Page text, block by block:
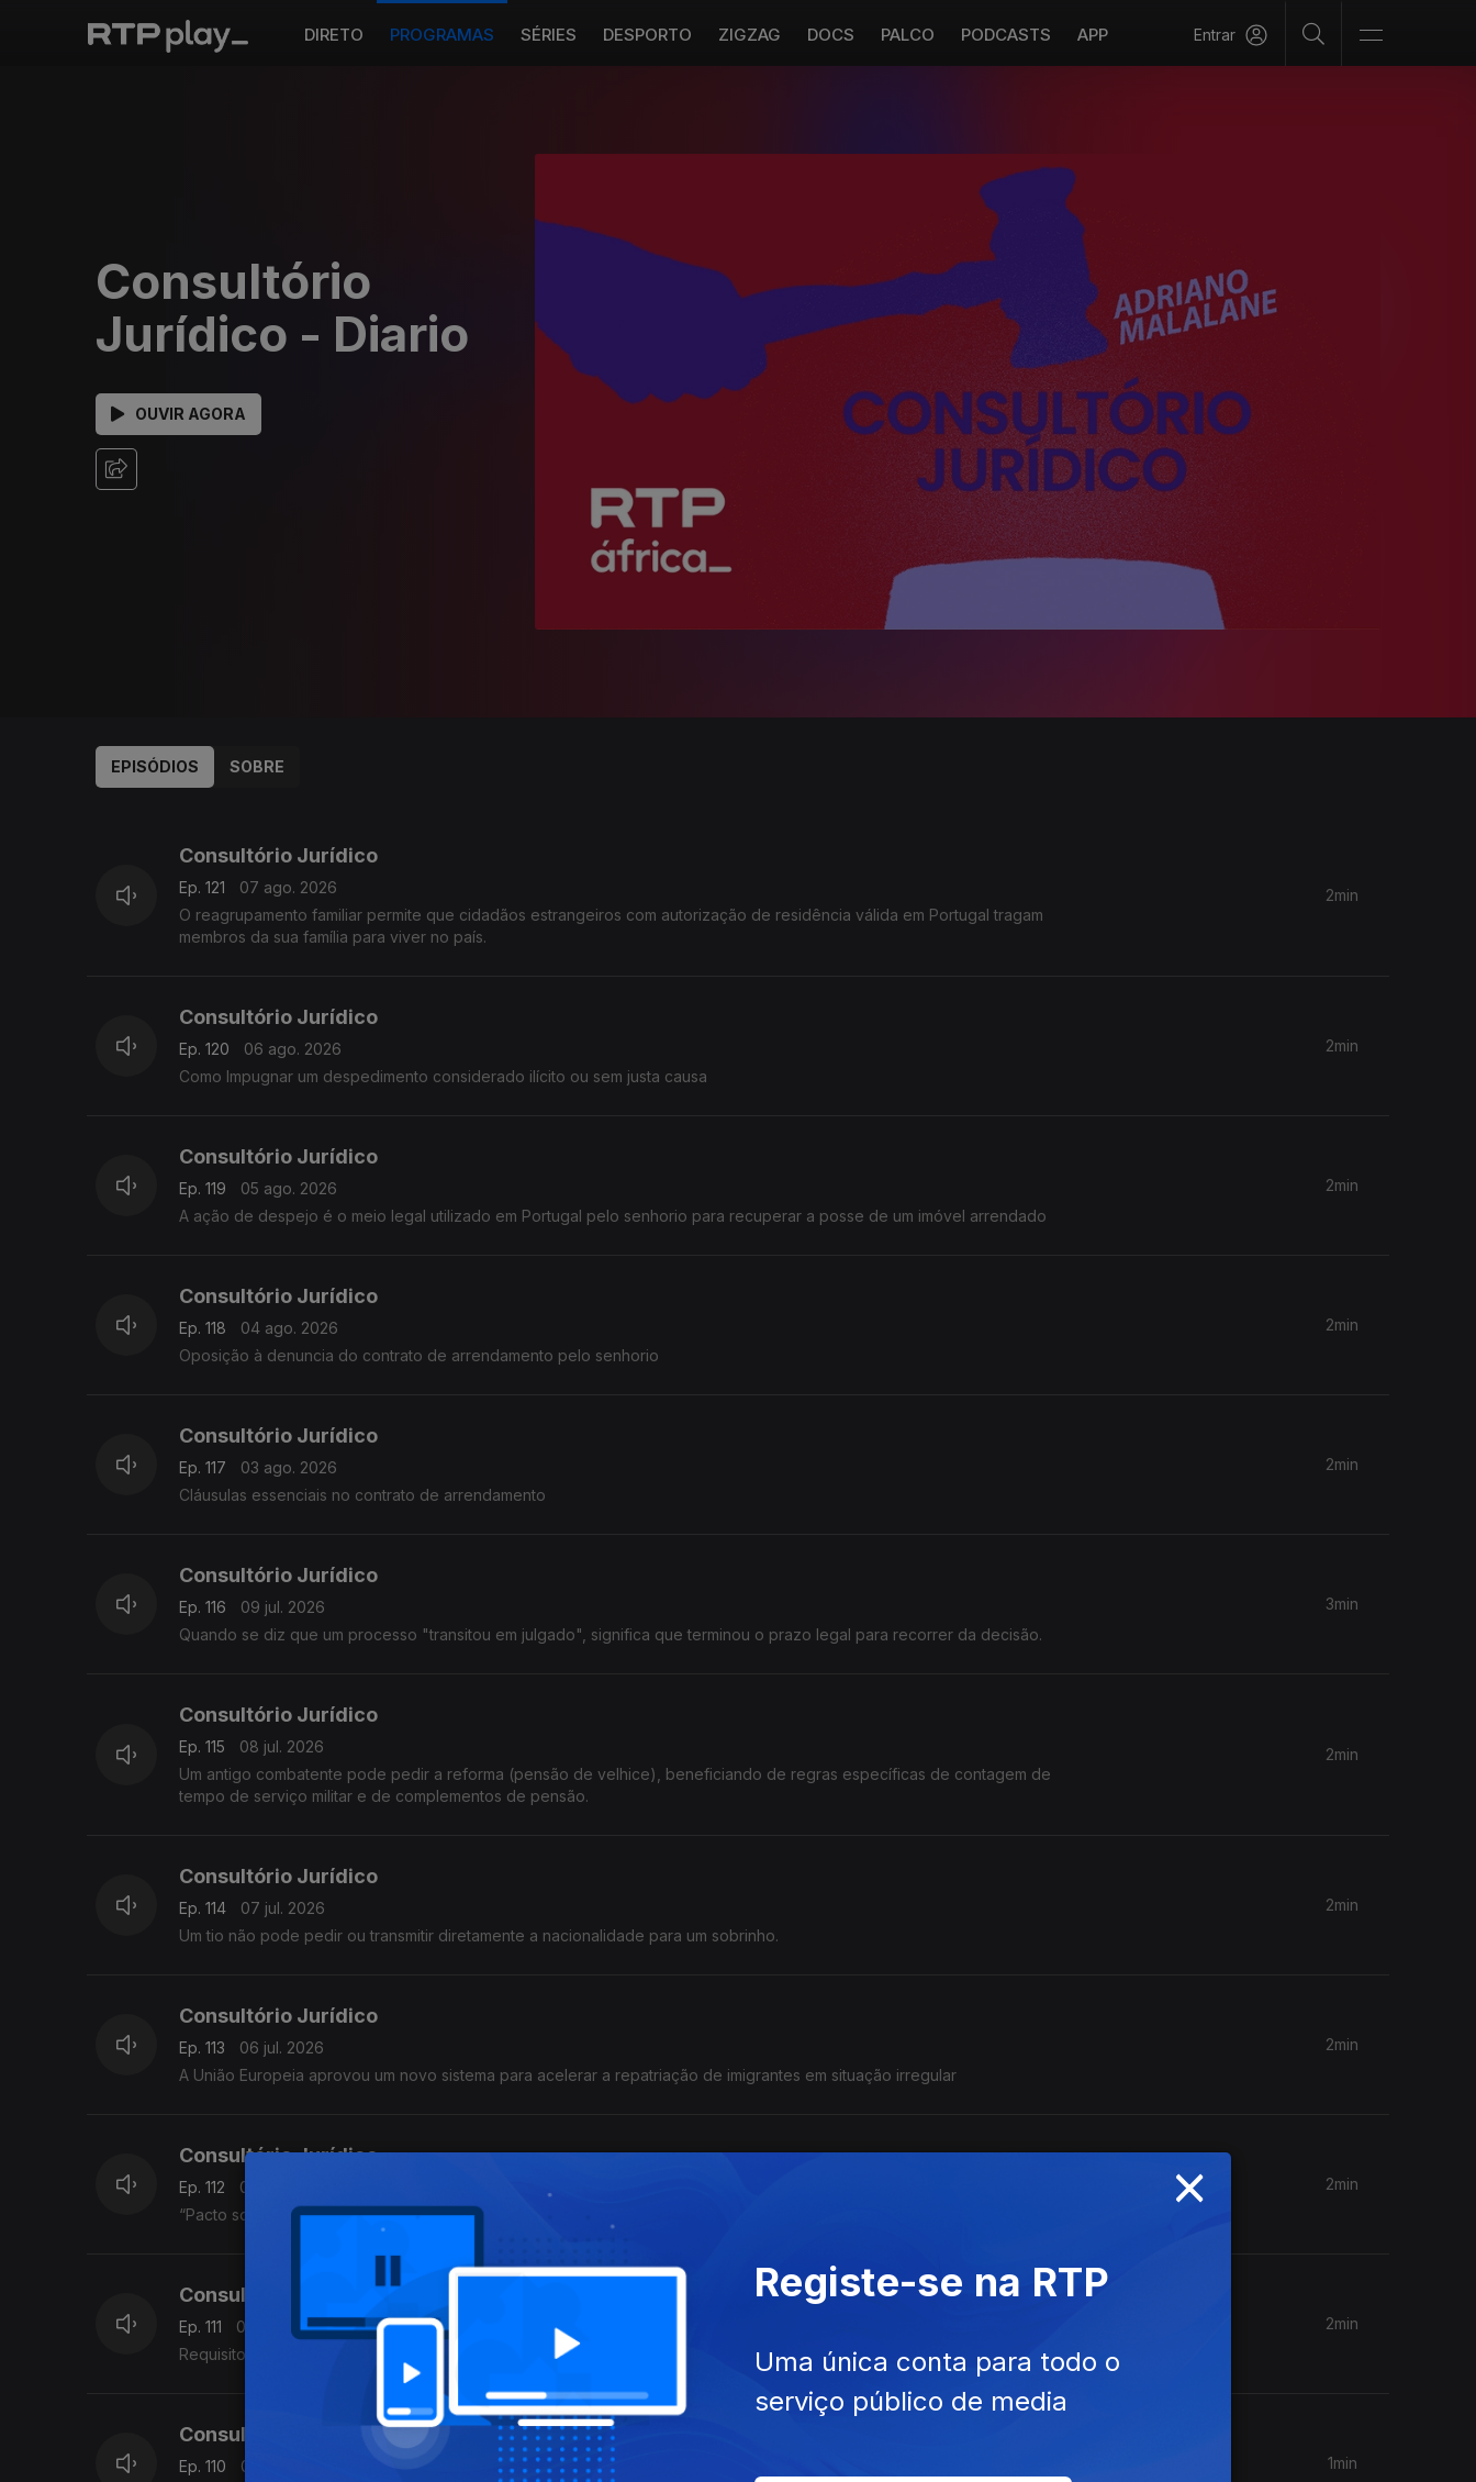
DIRETO PROGRAMAS SÉRIES DESPORTO ZIGZAG DOCS PALCO PODCASTS APP Entrar
Consultório
Jurídico - Diario
OUVIR AGORA
EPISÓDIOS SOBRE
Consultório Jurídico
Ep. 121
07 ago. 2026
O reagrupamento familiar permite que cidadãos estrangeiros com autorização de residência válida em Portugal tragam
membros da sua família para viver no país.
2min
Consultório Jurídico
Ep. 120
06 ago. 2026
Como Impugnar um despedimento considerado ilícito ou sem justa causa
2min
Consultório Jurídico
Ep. 119
05 ago. 2026
A ação de despejo é o meio legal utilizado em Portugal pelo senhorio para recuperar a posse de um imóvel arrendado
2min
Consultório Jurídico
Ep. 118
04 ago. 2026
Oposição à denuncia do contrato de arrendamento pelo senhorio
2min
Consultório Jurídico
Ep. 117
03 ago. 2026
Cláusulas essenciais no contrato de arrendamento
2min
Consultório Jurídico
Ep. 116
09 jul. 2026
Quando se diz que um processo "transitou em julgado", significa que terminou o prazo legal para recorrer da decisão.
3min
Consultório Jurídico
Ep. 115
08 jul. 2026
Um antigo combatente pode pedir a reforma (pensão de velhice), beneficiando de regras específicas de contagem de
tempo de serviço militar e de complementos de pensão.
2min
Consultório Jurídico
Ep. 114
07 jul. 2026
Um tio não pode pedir ou transmitir diretamente a nacionalidade para um sobrinho.
2min
Consultório Jurídico
Ep. 113
06 jul. 2026
A União Europeia aprovou um novo sistema para acelerar a repatriação de imigrantes em situação irregular
2min
Consultório Jurídico
Ep. 112
03 jul. 2026
“Pacto sobre Migração e Asilo” que entrou hoje em vigor na União Europeia.
2min
Consultório Jurídico
Ep. 111
02 jul. 2026
Requisitos para pedido de visto para visitar familiar em Portugal
2min
Consultório Jurídico
Ep. 110
01 jul. 2026
1min
×
Registe-se na RTP
Uma única conta para todo o
serviço público de media